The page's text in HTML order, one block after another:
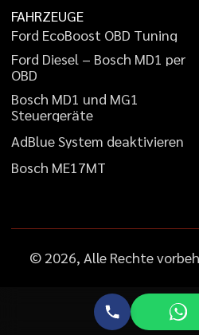
FAHRZEUGE
Ford EcoBoost OBD Tuning
Ford Diesel – Bosch MD1 per
OBD
Bosch MD1 und MG1
Steuergeräte
AdBlueSystem deaktivieren
Bosch ME17MT
© 2026, Alle Rechte